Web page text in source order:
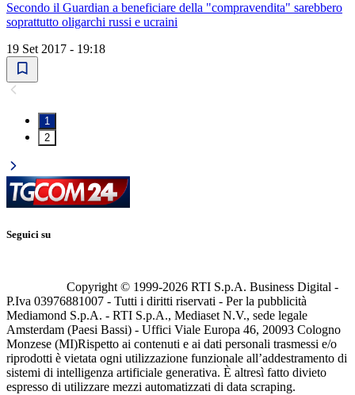
Secondo il Guardian a beneficiare della "compravendita" sarebbero
soprattutto oligarchi russi e ucraini
19 Set 2017 - 19:18
1
2
Seguici su
Copyright © 1999-2026 RTI S.p.A. Business Digital -
P.Iva 03976881007 - Tutti i diritti riservati - Per la pubblicità
Mediamond S.p.A. - RTI S.p.A., Mediaset N.V., sede legale
Amsterdam (Paesi Bassi) - Uffici Viale Europa 46, 20093 Cologno
Monzese (MI)Rispetto ai contenuti e ai dati personali trasmessi e/o
riprodotti è vietata ogni utilizzazione funzionale all’addestramento di
sistemi di intelligenza artificiale generativa. È altresì fatto divieto
espresso di utilizzare mezzi automatizzati di data scraping.